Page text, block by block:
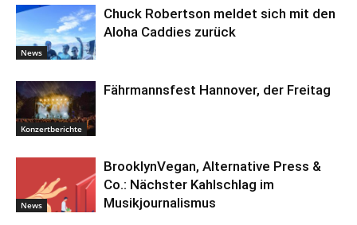
News
Chuck Robertson meldet sich mit den
Aloha Caddies zurück
Konzertberichte
Fährmannsfest Hannover, der Freitag
News
BrooklynVegan, Alternative Press &
Co.: Nächster Kahlschlag im
Musikjournalismus